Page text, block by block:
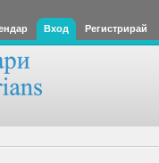
Вход Регистрирай